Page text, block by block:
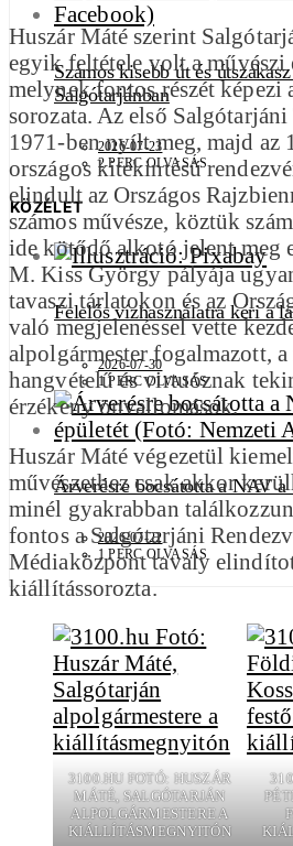
Számos kisebb út és
Salgótarjánban
2026-07-23
2 PERC OLVASÁS
KÖZÉLET
Felelős vízhasználatra kéri a
2026-07-30
1 PERC OLVASÁS
Árverésre bocsátotta a NAV
2026-07-22
1 PERC OLVASÁS
Huszár Máté szerint
egyik feltétele volt a művészi
melynek fontos részét képezi
sorozata. Az első
1971-ben nyílt meg, majd az
országos kitekintésű
elindult az Országos
számos művésze, köztük
ide kötődő alkotó jelent meg
M. Kiss György pályája
tavaszi tárlatokon és az
való megjelenéssel vette
alpolgármester fogalmazott, a
hangvételű és virtuóznak
érzékeny önvallomások.
Huszár Máté végezetül
művészethez csak akkor
minél gyakrabban
fontos a Salgótarjáni
Médiaközpont tavaly
kiállítássorozta.
3100.HU FOTÓ: HUSZÁR
MÁTÉ, SALGÓTARJÁN
ALPOLGÁRMESTERE A
KIÁLLÍTÁSMEGNYITÓN